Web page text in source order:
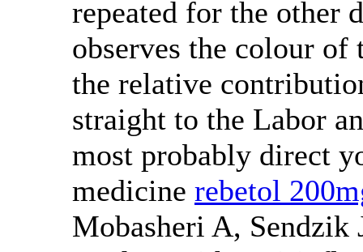
repeated for the other
observes the colour
the relative
straight to the Labor
most probably direct
medicine rebetol
Mobasheri A, Sendzik